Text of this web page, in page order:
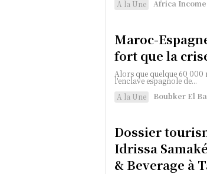
A la Une
Africa Income
Maroc-
fort que la
Alors que quelque 60
l'enclave espagnole de...
A la Une
Boubker El
Dossier
Idrissa
& Beverage à